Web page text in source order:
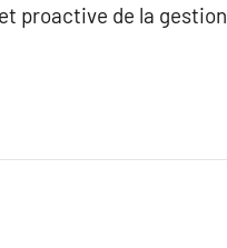
proactive de la gestion